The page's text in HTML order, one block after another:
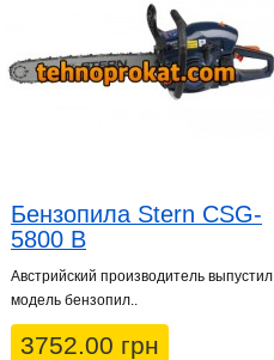
Бензопила Stern CSG-
5800 B
Австрийский производитель выпустил
модель бензопил..
3752.00 грн